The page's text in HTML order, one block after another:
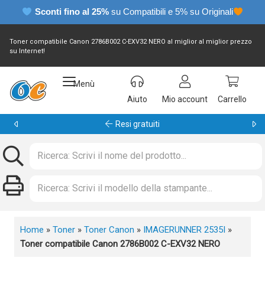
Sconti fino al 25% su Compatibili e 5% su Originali
Toner compatibile Canon 2786B002 C-EXV32 NERO al miglior al miglior prezzo
su Internet!
Menù
Aiuto
Mio account Carrello
Garanzia 24 mesi
Home » Toner » Toner Canon » IMAGERUNNER 2535I »
Toner compatibile Canon 2786B002 C-EXV32 NERO